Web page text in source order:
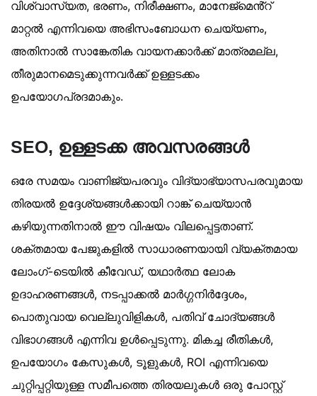
വിശ്വാസ്യത, ഭരണം, നിരീക്ഷണം, മാനേജ്‌മെൻ്റ്
മാറ്റൽ എന്നിവയെ അഭിസംബോധന ചെയ്യണം,
അതിനാൽ സാങ്കേതിക വായനക്കാർക്ക് മാത്രമല്ല,
തീരുമാനമെടുക്കുന്നവർക്ക് ഉള്ളടക്കം
ഉപയോഗപ്രദമാകും.
SEO, ഉള്ളടക്ക അവസരങ്ങൾ
ഒരേ സമയം വാണിജ്യപരവും വിദ്യാഭ്യാസപരവുമായ
തിരയൽ ഉദ്ദേശ്യങ്ങൾക്കായി റാങ്ക് ചെയ്യാൻ
കഴിയുന്നതിനാൽ ഈ വിഷയം വിലപ്പെട്ടതാണ്.
ശക്തമായ പേജുകളിൽ സാധാരണയായി വ്യക്തമായ
ലോംഗ്-ടെയിൽ കീവേഡ്, യഥാർത്ഥ ലോക
ഉദാഹരണങ്ങൾ, നടപ്പാക്കൽ മാർഗ്ഗനിർദ്ദേശം,
പൊതുവായ വെല്ലുവിളികൾ, പതിവ് ചോദ്യങ്ങൾ
വിഭാഗങ്ങൾ എന്നിവ ഉൾപ്പെടുന്നു. മികച്ച രീതികൾ,
ഉപയോഗം കേസുകൾ, ടൂളുകൾ, ROI എന്നിവയെ
ചുറ്റിപ്പറ്റിയുള്ള സമീപത്തെ തിരയലുകൾ ഒരു പോസ്റ്റ്